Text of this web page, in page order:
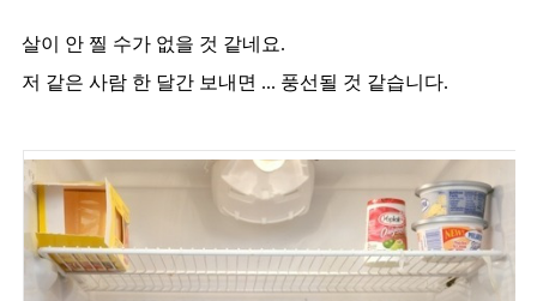
살이 안 찔 수가 없을 것 같네요.
저 같은 사람 한 달간 보내면 ... 풍선될 것 같습니다.